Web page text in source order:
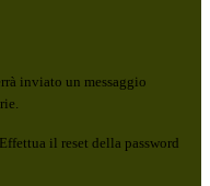
inviato un messaggio
il reset della password